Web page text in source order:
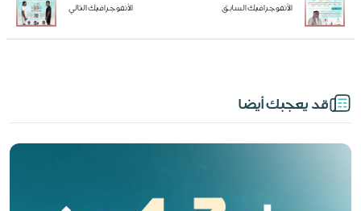
الأنفوجرافيك السابق الأنفوجرافيك التالي
قد يعجبك أيضا